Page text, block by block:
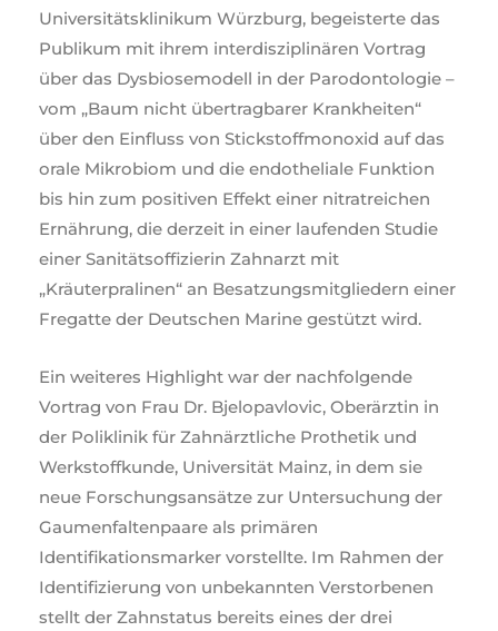
Universitätsklinikum Würzburg, begeisterte das
Publikum mit ihrem interdisziplinären Vortrag
über das Dysbiosemodell in der Parodontologie –
vom „Baum nicht übertragbarer Krankheiten“
über den Einfluss von Stickstoffmonoxid auf das
orale Mikrobiom und die endotheliale Funktion
bis hin zum positiven Effekt einer nitratreichen
Ernährung, die derzeit in einer laufenden Studie
einer Sanitätsoffizierin Zahnarzt mit
„Kräuterpralinen“ an Besatzungsmitgliedern einer
Fregatte der Deutschen Marine gestützt wird.
Ein weiteres Highlight war der nachfolgende
Vortrag von Frau Dr. Bjelopavlovic, Oberärztin in
der Poliklinik für Zahnärztliche Prothetik und
Werkstoffkunde, Universität Mainz, in dem sie
neue Forschungsansätze zur Untersuchung der
Gaumenfaltenpaare als primären
Identifikationsmarker vorstellte. Im Rahmen der
Identifizierung von unbekannten Verstorbenen
stellt der Zahnstatus bereits eines der drei